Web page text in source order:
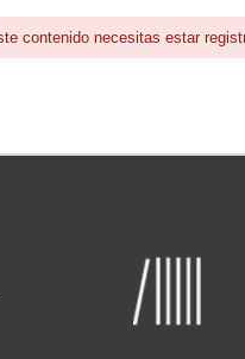
contenido necesitas estar